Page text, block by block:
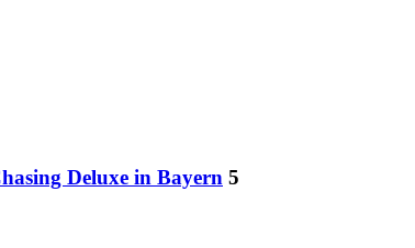
Deluxe in Bayern 5